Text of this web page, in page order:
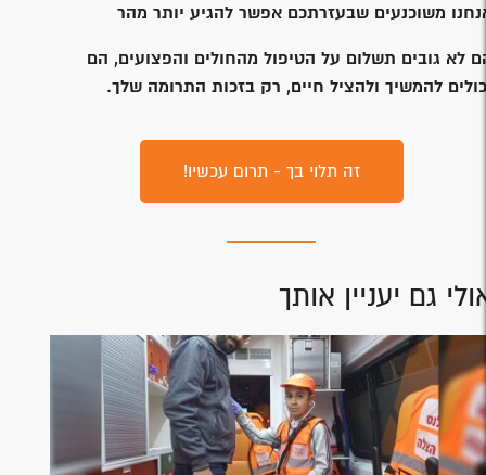
משוכנעים שבעזרתכם אפשר להגיע יותר מהר
לא גובים תשלום על הטיפול מהחולים והפצועים, הם
להמשיך ולהציל חיים, רק בזכות התרומה שלך.
זה תלוי בך - תרום עכשיו!
גם יעניין אותך